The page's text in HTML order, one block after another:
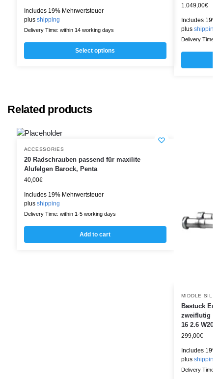
Includes 19% Mehrwertsteuer
plus shipping
Delivery Time: within 14 working days
Select options
1.049,00€
Includes 19%
plus shipping
Delivery Time:
Related products
ACCESSORIES
20 Radschrauben passend für maxilite
Alufelgen Barock, Penta
40,00€
Includes 19% Mehrwertsteuer
plus shipping
Delivery Time: within 1-5 working days
Add to cart
MIDDLE
Bastuck
zweiflutig
16 2.6 W201
299,00€
Includes 19%
plus shipping
Delivery Time: